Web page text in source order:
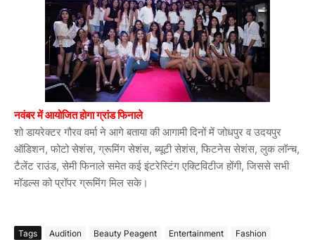
नवंबर में आयोजित होगा ग्रांड फिनाले
शो डायरेक्टर गौरव वर्मा ने आगे बताया की आगामी दिनों में जोधपुर व उदयपुर
ऑडिशन, फोटो सेशंस, ग्रूमिंग सेशंस, ब्यूटी सेशंस, फिटनेस सेशंस, लुक लॉन्च,
टैलेंट राउंड, सेमी फिनाले समेत कई इंटरेस्टिंग एक्टिविटीज होंगी, जिससे सभी
मॉडल्स को प्रॉपर ग्रूमिंग मिल सके।
Tags Audition Beauty Peagent Entertainment
Fashion